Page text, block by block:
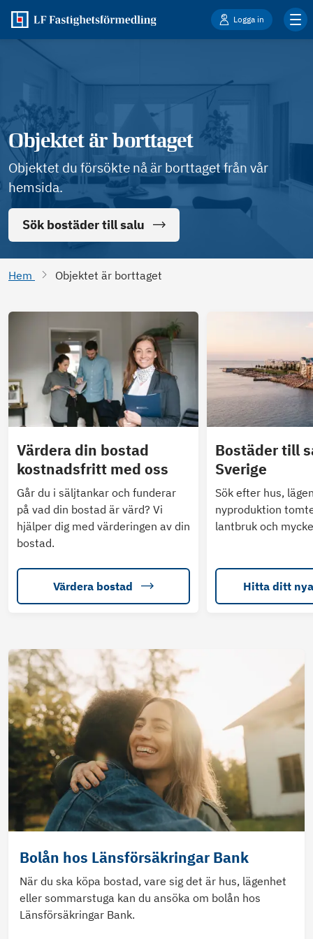
Logga in
Objektet är borttaget
Objektet du försökte nå är borttaget från vår
hemsida.
Sök bostäder till salu
Hem Objektet är borttaget
Värdera din bostad
kostnadsfritt med oss
Går du i säljtankar och funderar
på vad din bostad är värd? Vi
hjälper dig med värderingen av din
bostad.
Värdera bostad
Bostäder till
Sverige
Sök efter hus,
nyproduktion
lantbruk och
Hitta ditt
Bolån hos Länsförsäkringar Bank
När du ska köpa bostad, vare sig det är hus, lägenhet
eller sommarstuga kan du ansöka om bolån hos
Länsförsäkringar Bank.